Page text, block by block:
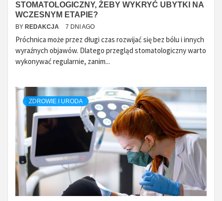
STOMATOLOGICZNY, ŻEBY WYKRYĆ UBYTKI NA
WCZESNYM ETAPIE?
BY REDAKCJA 7 DNI AGO
Próchnica może przez długi czas rozwijać się bez bólu i innych
wyraźnych objawów. Dlatego przegląd stomatologiczny warto
wykonywać regularnie, zanim...
ZDROWIE I URODA